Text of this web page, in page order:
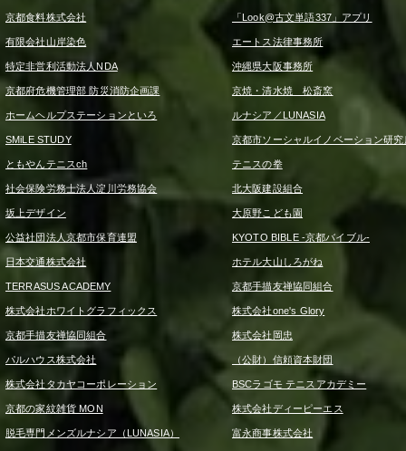
京都食料株式会社 「Look@古文単語337」アプリ
有限会社山岸染色 エートス法律事務所
特定非営利活動法人NDA 沖縄県大阪事務所
京都府危機管理部 防災消防企画課 京焼・清水焼 松斎窯
ホームヘルプステーションといろ ルナシア／LUNASIA
SMiLE STUDY 京都市ソーシャルイノベーション研究
ともやんテニスch テニスの拳
社会保険労務士法人淀川労務協会 北大阪建設組合
坂上デザイン 大原野こども園
公益社団法人京都市保育連盟 KYOTO BIBLE -京都バイブル-
日本交通株式会社 ホテル大山しろがね
TERRASUS ACADEMY 京都手描友禅協同組合
株式会社ホワイトグラフィックス 株式会社one's Glory
京都手描友禅協同組合 株式会社岡忠
パルハウス株式会社 （公財）信頼資本財団
株式会社タカヤコーポレーション BSCラゴモ テニスアカデミー
京都の家紋雑貨 MON 株式会社ディーピーエス
脱毛専門メンズルナシア（LUNASIA） 富永商事株式会社